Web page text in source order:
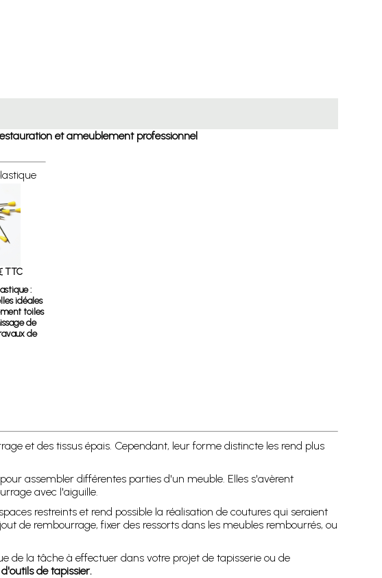
et ameublement professionnel
TTC
:
idéales
toiles
de
de
et des tissus épais. Cependant, leur forme distincte les rend plus
assembler différentes parties d'un meuble. Elles s'avèrent
avec l'aiguille.
restreints et rend possible la réalisation de coutures qui seraient
de rembourrage, fixer des ressorts dans les meubles rembourrés, ou
de la tâche à effectuer dans votre projet de tapisserie ou de
de tapissier.